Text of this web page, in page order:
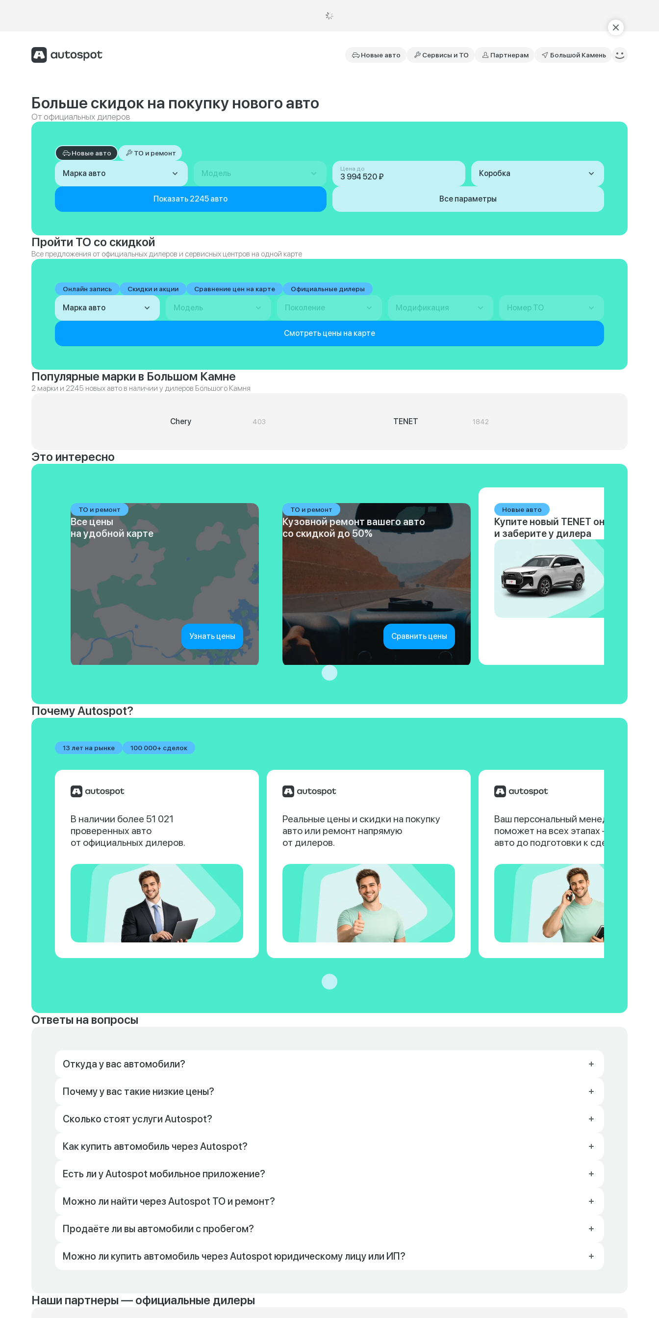
Новые авто Сервисы и ТО Партнерам Большой Камень
Больше скидок на покупку нового авто
От официальных дилеров
Новые авто ТО и ремонт
Марка авто Модель Цена до Коробка
Показать 2245 авто Все параметры
Пройти ТО со скидкой
Все предложения от официальных дилеров и сервисных центров на одной карте
Онлайн запись Скидки и акции Сравнение цен на карте Официальные дилеры
Марка авто Модель Поколение Модификация Номер ТО
Смотреть цены на карте
Популярные марки в Большом Камне
2 марки и 2245 новых авто в наличии у дилеров Большого Камня
Chery 403 TENET 1842
Это интересно
ТО и ремонт
Все цены
на удобной карте
Узнать цены
ТО и ремонт
Кузовной ремонт вашего авто
со скидкой до 50%
Сравнить цены
Новые авто
Купите новый TENET онлайн
и заберите у дилера
Почему Autospot?
13 лет на рынке 100 000+ сделок
В наличии более 51 021
проверенных авто
от официальных дилеров.
Реальные цены и скидки на покупку
авто или ремонт напрямую
от дилеров.
Ваш персональный менеджер
поможет на всех этапах — от выбора
авто до подготовки к сделке.
Ответы на вопросы
Откуда у вас автомобили?
Почему у вас такие низкие цены?
Сколько стоят услуги Autospot?
Как купить автомобиль через Autospot?
Есть ли у Autospot мобильное приложение?
Можно ли найти через Autospot ТО и ремонт?
Продаёте ли вы автомобили с пробегом?
Можно ли купить автомобиль через Autospot юридическому лицу или ИП?
Наши партнеры — официальные дилеры